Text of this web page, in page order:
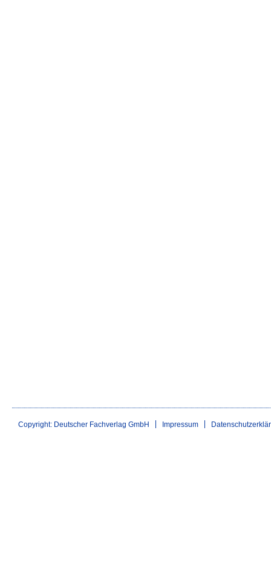
Copyright: Deutscher Fachverlag GmbH Impressum